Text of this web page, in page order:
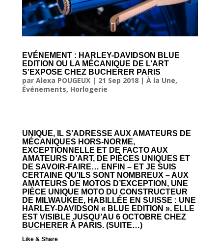
EVÉNEMENT : HARLEY-DAVIDSON BLUE
EDITION OU LA MÉCANIQUE DE L’ART
S’EXPOSE CHEZ BUCHERER PARIS
par Alexa POUGEUX| 21 Sep 2018| À la Une,
Événements, Horlogerie
UNIQUE, IL S’ADRESSE AUX AMATEURS DE
MÉCANIQUES HORS-NORME,
EXCEPTIONNELLE ET DE FACTO AUX
AMATEURS D’ART, DE PIÈCES UNIQUES ET
DE SAVOIR-FAIRE… ENFIN – ET JE SUIS
CERTAINE QU’ILS SONT NOMBREUX – AUX
AMATEURS DE MOTOS D’EXCEPTION, UNE
PIÈCE UNIQUE MOTO DU CONSTRUCTEUR
DE MILWAUKEE, HABILLÉE EN SUISSE : UNE
HARLEY-DAVIDSON « BLUE EDITION ». ELLE
EST VISIBLE JUSQU’AU 6 OCTOBRE CHEZ
BUCHERER À PARIS. (SUITE…)
Like & Share